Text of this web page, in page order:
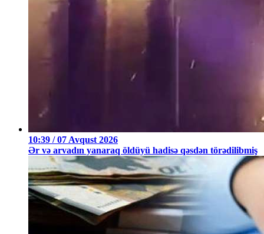
10:39 / 07 Avqust 2026
Ər və arvadın yanaraq öldüyü hadisə qəsdən törədilibmiş